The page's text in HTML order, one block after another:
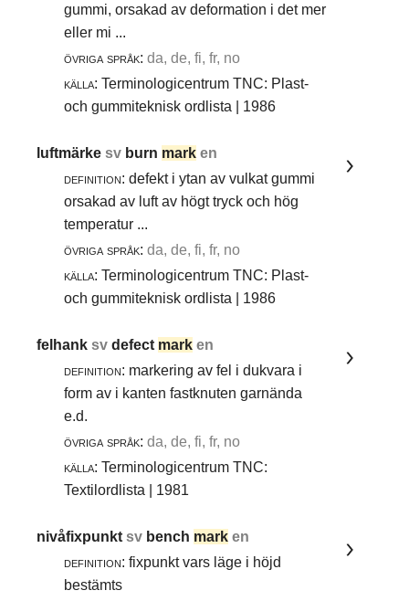
gummi, orsakad av deformation i det mer
eller mi ...
övriga språk: da, de, fi, fr, no
källa: Terminologicentrum TNC: Plast-
och gummiteknisk ordlista | 1986
luftmärkesv burn mark en
definition: defekt i ytan av vulkat gummi
orsakad av luft av högt tryck och hög
temperatur ...
övriga språk: da, de, fi, fr, no
källa: Terminologicentrum TNC: Plast-
och gummiteknisk ordlista | 1986
felhanksvdefect mark en
definition: markering av fel i dukvara i
form av i kanten fastknuten garnända
e.d.
övriga språk: da, de, fi, fr, no
källa: Terminologicentrum TNC:
Textilordlista | 1981
nivåfixpunktsv bench mark en
definition: fixpunkt vars läge i höjd
bestämts